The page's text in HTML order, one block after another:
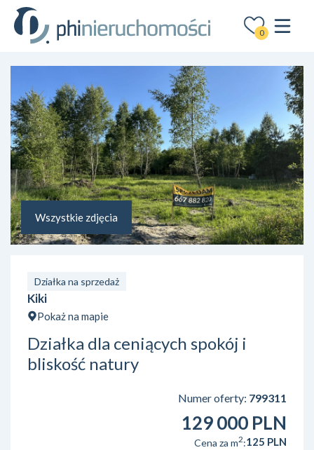
0
Wszystkie zdjęcia
Działka na sprzedaż
Kiki
Pokaż na mapie
Działka dla ceniących spokój i
bliskość natury
Numer oferty: 799311
129 000 PLN
Cena za m2:125 PLN